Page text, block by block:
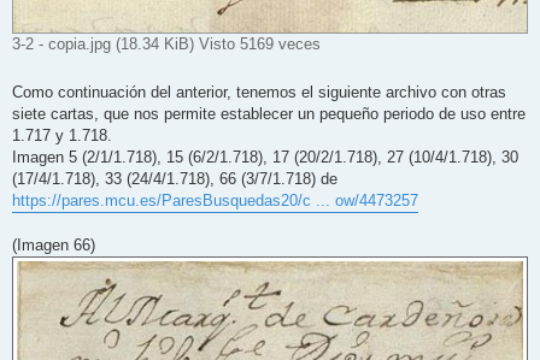
3-2 - copia.jpg (18.34 KiB) Visto 5169 veces
Como continuación del anterior, tenemos el siguiente archivo con otras
siete cartas, que nos permite establecer un pequeño periodo de uso entre
1.717 y 1.718.
Imagen 5 (2/1/1.718), 15 (6/2/1.718), 17 (20/2/1.718), 27 (10/4/1.718), 30
(17/4/1.718), 33 (24/4/1.718), 66 (3/7/1.718) de
https://pares.mcu.es/ParesBusquedas20/c ... ow/4473257
(Imagen 66)